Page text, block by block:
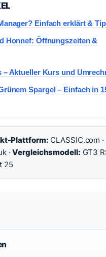
Einfach erklärt &
Honnef: Öffnungszeiten &
– Aktueller Kurs und
Spargel – Einfach in
Plattform: CLASSIC.com ·
·Vergleichsmodell: GT3
25